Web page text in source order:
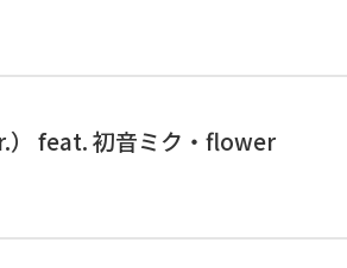
） feat. 初音ミク・flower